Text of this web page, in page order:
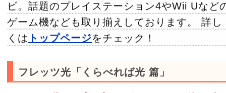
ビ。話題のプレイステーション4やWii Uなど
ゲーム機なども取り揃えしております。 詳し
くは トップページをチェック！
フレッツ光「くらべれば光 篇」